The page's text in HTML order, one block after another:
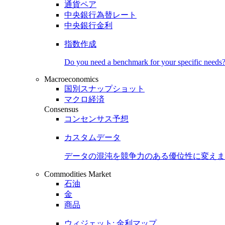
通貨ペア
中央銀行為替レート
中央銀行金利
指数作成
Do you need a benchmark for your specific needs?
Macroeconomics
国別スナップショット
マクロ経済
Consensus
コンセンサス予想
カスタムデータ
データの混沌を競争力のある優位性に変え
Commodities Market
石油
金
商品
ウィジェット: 金利マップ